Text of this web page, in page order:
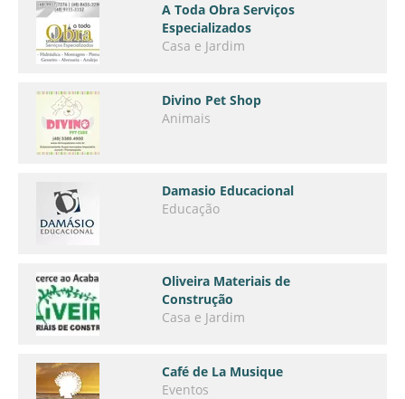
A Toda Obra Serviços
Especializados
Casa e Jardim
Divino Pet Shop
Animais
Damasio Educacional
Educação
Oliveira Materiais de
Construção
Casa e Jardim
Café de La Musique
Eventos